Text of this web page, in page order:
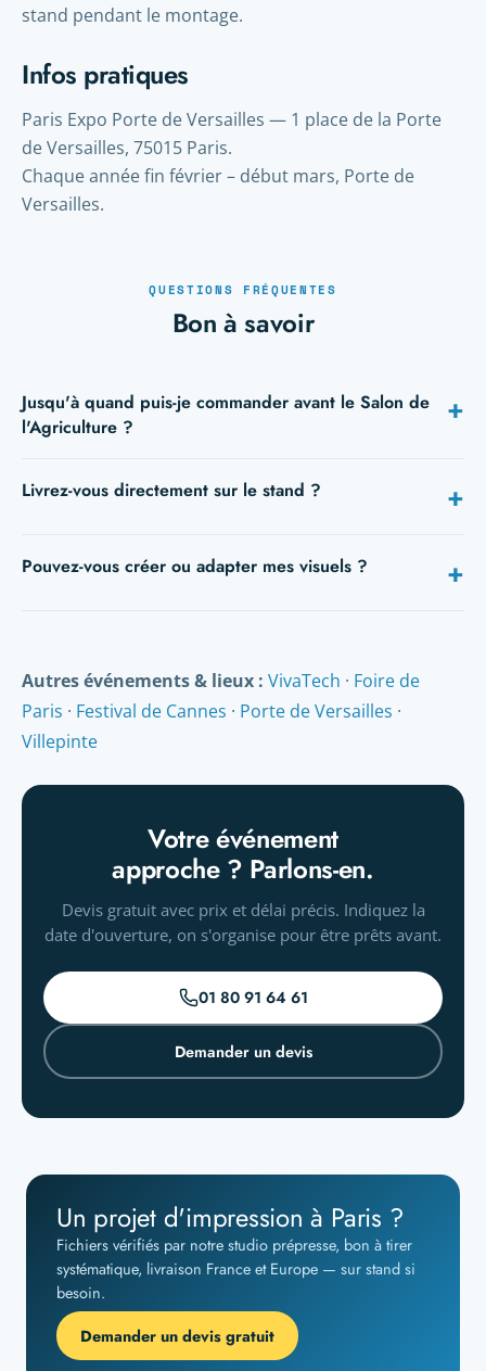
stand pendant le montage.
Infos pratiques
Paris Expo Porte de Versailles — 1 place de la Porte
de Versailles, 75015 Paris.
Chaque année fin février – début mars, Porte de
Versailles.
QUESTIONS FRÉQUENTES
Bon à savoir
Jusqu'à quand puis-je commander avant le Salon de
l'Agriculture ?
+
24h/48h restent possibles sur de nombreux supports —
Livrez-vous directement sur le stand ? +
On livre pendant le montage, ou à votre hôtel.
Pouvez-vous créer ou adapter mes visuels ? +
Autres événements & lieux : VivaTech · Foire de
Paris · Festival de Cannes · Porte de Versailles ·
Villepinte
Votre événement
approche ? Parlons-en.
Devis gratuit avec prix et délai précis. Indiquez la
date d'ouverture, on s'organise pour être prêts avant.
01 80 91 64 61
Demander un devis
Un projet d'impression à Paris ?
Fichiers vérifiés par notre studio prépresse, bon à tirer
systématique, livraison France et Europe — sur stand si
besoin.
Demander un devis gratuit